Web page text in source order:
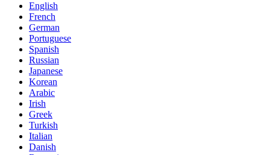
English
French
German
Portuguese
Spanish
Russian
Japanese
Korean
Arabic
Irish
Greek
Turkish
Italian
Danish